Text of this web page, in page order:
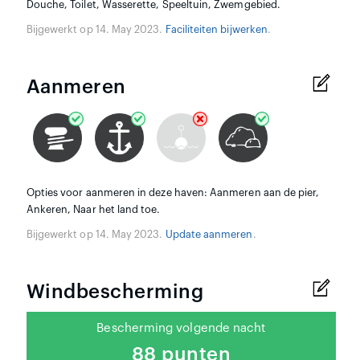
Douche, Toilet, Wasserette, Speeltuin, Zwemgebied.
Bijgewerkt op 14. May 2023. Faciliteiten bijwerken.
Aanmeren
Opties voor aanmeren in deze haven: Aanmeren aan de pier,
Ankeren, Naar het land toe.
Bijgewerkt op 14. May 2023. Update aanmeren .
Windbescherming
Bescherming volgende nacht
88 punten